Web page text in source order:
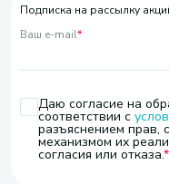
Подписка на рассылку
Ваш e-mail*
Даю согласие на
соответствии с
разъяснением прав,
механизмом их
согласия или отказа.